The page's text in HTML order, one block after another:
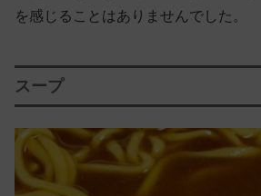
を感じることはありませんでした。
スープ